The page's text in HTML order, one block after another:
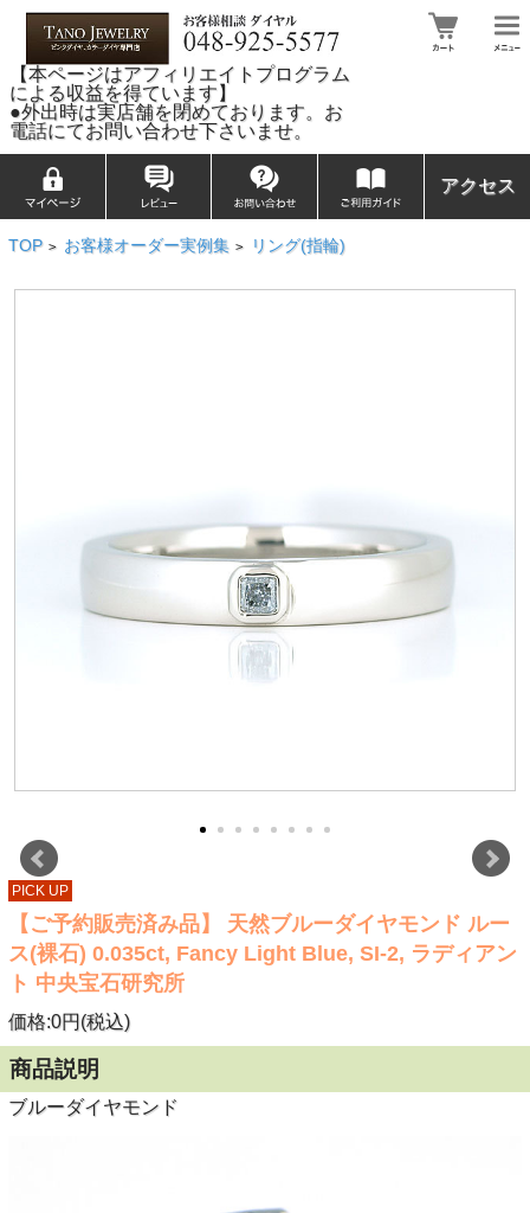
【本ページはアフィリエイトプログラム
による収益を得ています】
●外出時は実店舗を閉めております。お
電話にてお問い合わせ下さいませ。
アクセス
TOP > お客様オーダー実例集 > リング(指輪)
PICK UP
【ご予約販売済み品】 天然ブルーダイヤモンド ルー
ス(裸石) 0.035ct, Fancy Light Blue, SI-2, ラディアン
ト 中央宝石研究所
価格:0円(税込)
商品説明
ブルーダイヤモンド